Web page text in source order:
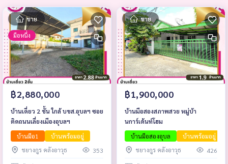
ขาย
มือหนึ่ง
฿2,880,000
บ้านเดี่ยว 2 ชั้น ใกล้ บขส.อุบลฯ ซอย
ติดถนนเลี่ยงเมืองอุบลฯ
บ้านมือ1
บ้านพร้อมอยู่
ชยางกูร คลังอาวุธ
353
ขาย
฿1,900,000
บ้านมือสองสภาพสวย หมู่บ้า
นการ์เด้น​ท์โฮม
บ้านมือสองอุบล
บ้านพร้อมอยู่
ชยางกูร คลังอาวุธ
426